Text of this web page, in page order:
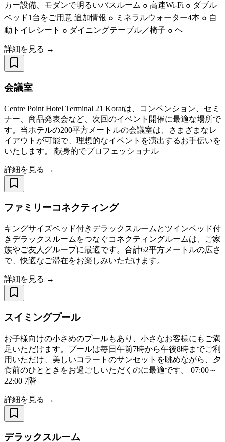
カー設備、モダンで明るいバスルーム ๐ 高速Wi-Fi ๐ ダブル
ベッド1台をご用意 追加情報 ๐ ミネラルウォーター4本 ๐ 自
動トイレシート ๐ ダイニングテーブル／椅子 ๐ ヘ
詳細を見る →
会議室
Centre Point Hotel Terminal 21 Koratは、コンベンション、セミ
ナー、商品発表会など、次回のイベント開催に最適な場所で
す。当ホテルの200平方メートルの会議室は、さまざまなレ
イアウトが可能で、理想的なイベントを演出するお手伝いを
いたします。 献身的でプロフェッショナル
詳細を見る →
ファミリーコネクティング
キングサイズベッド付きデラックスルームとツインベッド付
きデラックスルームをつなぐコネクティングルームは、ご家
族やご友人グループに最適です。合計62平方メートルの広さ
で、快適なご滞在をお楽しみいただけます。
詳細を見る →
スイミングプール
お子様向けの小さめのプールもあり、小さなお客様にもご満
足いただけます。プールは毎日午前7時から午後8時までご利
用いただけ、美しいコラートのサンセットを眺めながら、夕
食前のひとときをお過ごしいただくのに最適です。 07:00～
22:00 7階
詳細を見る →
デラックスルーム